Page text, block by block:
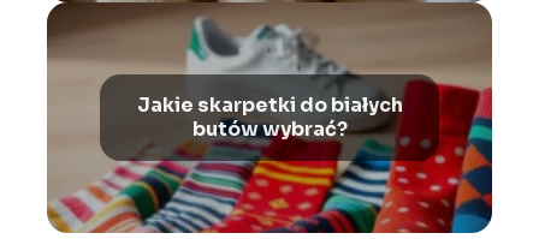
Jakie skarpetki do białych
butów wybrać?